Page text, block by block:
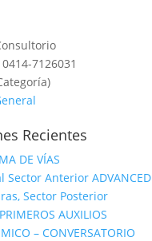
7126031
Recientes
DE VÍAS
Sector Anterior ADVANCED
Sector Posterior
AUXILIOS
– CONVERSATORIO